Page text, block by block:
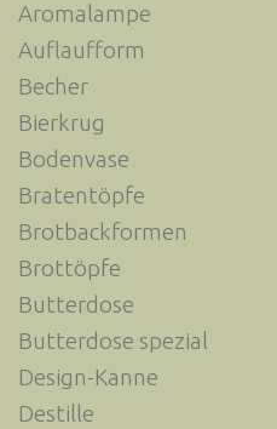
Aromalampe
Auflaufform
Becher
Bierkrug
Bodenvase
Bratentöpfe
Brotbackformen
Brottöpfe
Butterdose
Butterdose spezial
Design-Kanne
Destille